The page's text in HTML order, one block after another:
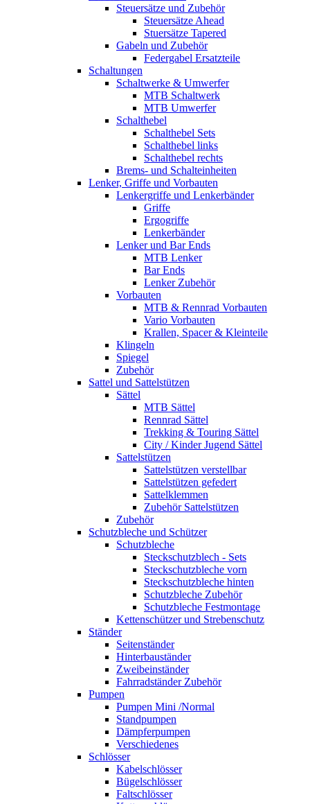
Steuersätze und Zubehör
Steuersätze Ahead
Stuersätze Tapered
Gabeln und Zubehör
Federgabel Ersatzteile
Schaltungen
Schaltwerke & Umwerfer
MTB Schaltwerk
MTB Umwerfer
Schalthebel
Schalthebel Sets
Schalthebel links
Schalthebel rechts
Brems- und Schalteinheiten
Lenker, Griffe und Vorbauten
Lenkergriffe und Lenkerbänder
Griffe
Ergogriffe
Lenkerbänder
Lenker und Bar Ends
MTB Lenker
Bar Ends
Lenker Zubehör
Vorbauten
MTB & Rennrad Vorbauten
Vario Vorbauten
Krallen, Spacer & Kleinteile
Klingeln
Spiegel
Zubehör
Sattel und Sattelstützen
Sättel
MTB Sättel
Rennrad Sättel
Trekking & Touring Sättel
City / Kinder Jugend Sättel
Sattelstützen
Sattelstützen verstellbar
Sattelstützen gefedert
Sattelklemmen
Zubehör Sattelstützen
Zubehör
Schutzbleche und Schützer
Schutzbleche
Steckschutzblech - Sets
Steckschutzbleche vorn
Steckschutzbleche hinten
Schutzbleche Zubehör
Schutzbleche Festmontage
Kettenschützer und Strebenschutz
Ständer
Seitenständer
Hinterbauständer
Zweibeinständer
Fahrradständer Zubehör
Pumpen
Pumpen Mini /Normal
Standpumpen
Dämpferpumpen
Verschiedenes
Schlösser
Kabelschlösser
Bügelschlösser
Faltschlösser